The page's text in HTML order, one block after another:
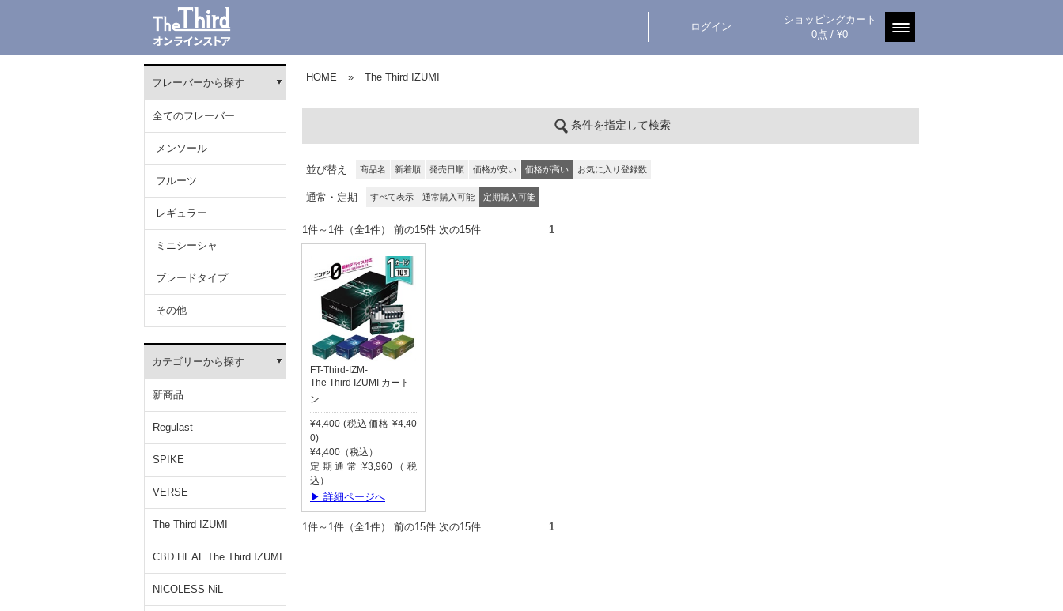
ログイン
ショッピングカート
0点 / ¥0
フレーバーから探す
全てのフレーバー
メンソール
フルーツ
レギュラー
ミニシーシャ
ブレードタイプ
その他
カテゴリーから探す
新商品
Regulast
SPIKE
VERSE
The Third IZUMI
CBD HEAL The Third IZUMI
NICOLESS NiL
HOME » The Third IZUMI
条件を指定して検索
並び替え 商品名 新着順 発売日順 価格が安い 価格が高い お気に入り登録数
通常・定期 すべて表示 通常購入可能 定期購入可能
1件～1件（全1件） 前の15件 次の15件 1
FT-Third-IZM-
The Third IZUMI カート
ン
¥4,400 (税込価格 ¥4,40
0)
¥4,400（税込）
定期通常:¥3,960（税
込）
▶ 詳細ページへ
1件～1件（全1件） 前の15件 次の15件 1